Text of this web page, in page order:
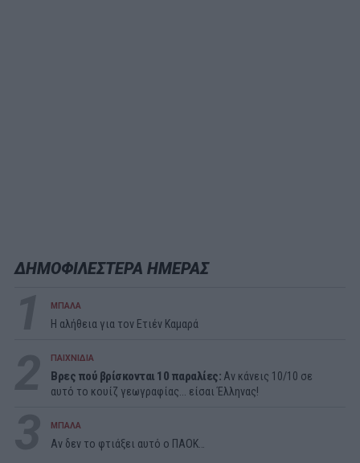
ΔΗΜΟΦΙΛΕΣΤΕΡΑ ΗΜΕΡΑΣ
ΜΠΑΛΑ
Η αλήθεια για τον Ετιέν Καμαρά
ΠΑΙΧΝΙΔΙΑ
Βρες πού βρίσκονται 10 παραλίες: Αν κάνεις 10/10 σε
αυτό το κουίζ γεωγραφίας... είσαι Έλληνας!
ΜΠΑΛΑ
Αν δεν το φτιάξει αυτό ο ΠΑΟΚ…